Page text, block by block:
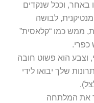
באחר, וככל שנקדים
לבושה
ממש כמו “קלאסית”
כפרי.
וצבע הוא פשוט חובה
שלך יבואו לידי
את המלתחה